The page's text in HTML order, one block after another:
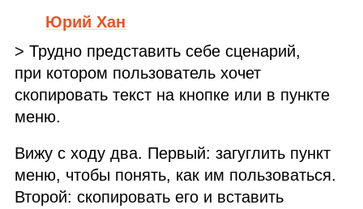
Юрий Хан
> Трудно представить себе сценарий,
при котором пользователь хочет
скопировать текст на кнопке или в пункте
меню.
Вижу с ходу два. Первый: загуглить пункт
меню, чтобы понять, как им пользоваться.
Второй: скопировать его и вставить